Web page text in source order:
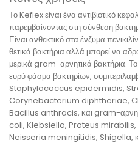
Το Keflex είναι ένα αντιβιοτικό
παρεμβαίνοντας στη σύνθεση
Είναι ανθεκτικό στα ένζυμα
θετικά βακτήρια αλλά μπορεί να
μερικά gram-αρνητικά βακτήρια.
ευρύ φάσμα βακτηρίων,
Staphylococcus epidermidis,
Corynebacterium diphtheriae,
Bacillus anthracis, και gram-
coli, Klebsiella, Proteus
Neisseria meningitidis, Shigella,